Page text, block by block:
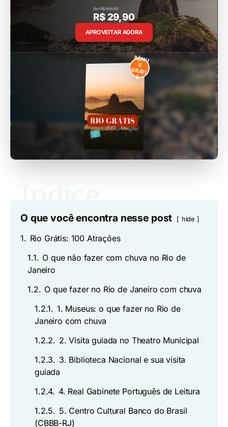
De R$ 59,90
R$ 29,90
APROVEITAR AGORA
BÔNU
S
GRÁTI
S
O que você encontra nesse post hide
1. Rio Grátis: 100 Atrações
1.1. O que não fazer com chuva no Rio de
Janeiro
1.2. O que fazer no Rio de Janeiro com chuva
1.2.1. 1. Museus: o que fazer no Rio de
Janeiro com chuva
1.2.2. 2. Visita guiada no Theatro Municipal
1.2.3. 3. Biblioteca Nacional e sua visita
guiada
1.2.4. 4. Real Gabinete Português de Leitura
1.2.5. 5. Centro Cultural Banco do Brasil
(CBBB-RJ)